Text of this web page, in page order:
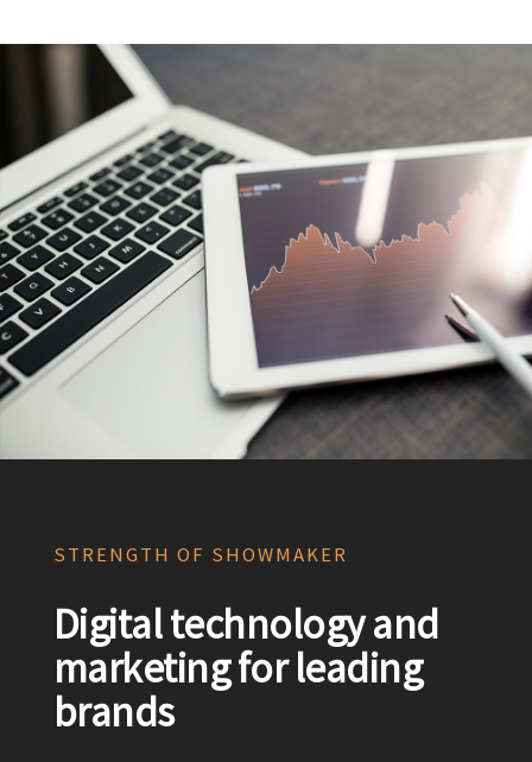
STRENGTH OF SHOWMAKER
Digital technology and
marketing for leading
brands